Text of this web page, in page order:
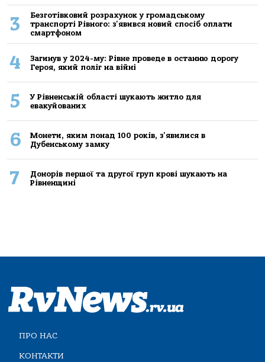
3
Безготівковий розрахунок у громадському
транспорті Рівного: з'явився новий спосіб оплати
смартфоном
4
Загинув у 2024-му: Рівне проведе в останню дорогу
Героя, який поліг на війні
5
У Рівненській області шукають житло для
евакуйованих
6
Монети, яким понад 100 років, з'явилися в
Дубенському замку
7
Донорів першої та другої груп крові шукають на
Рівненщині
ПРО НАС
КОНТАКТИ